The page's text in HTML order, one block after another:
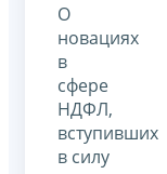
О
новациях
в
сфере
НДФЛ,
вступивших
в силу